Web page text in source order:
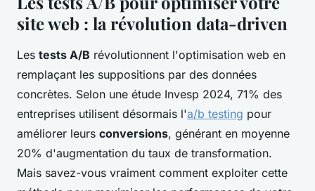
site web : la révolution data-driven
Les tests A/B révolutionnent l'optimisation web en
remplaçant les suppositions par des données
concrètes. Selon une étude Invesp 2024, 71% des
entreprises utilisent désormais l'a/b testing pour
améliorer leurs conversions, générant en moyenne
20% d'augmentation du taux de transformation.
Mais savez-vous vraiment comment exploiter cette